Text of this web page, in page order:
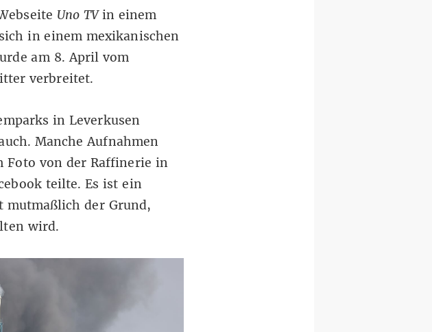
Uno TVin einem
in einem mexikanischen
am 8. April vom
verbreitet.
in Leverkusen
Manche Aufnahmen
Foto von der Raffinerie in
teilte. Es ist ein
mutmaßlich der Grund,
wird.